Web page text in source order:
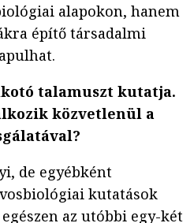
alapokon, hanem
építő társadalmi
talamuszt kutatja.
közvetlenül a
de egyébként
kutatások
az utóbbi egy-két